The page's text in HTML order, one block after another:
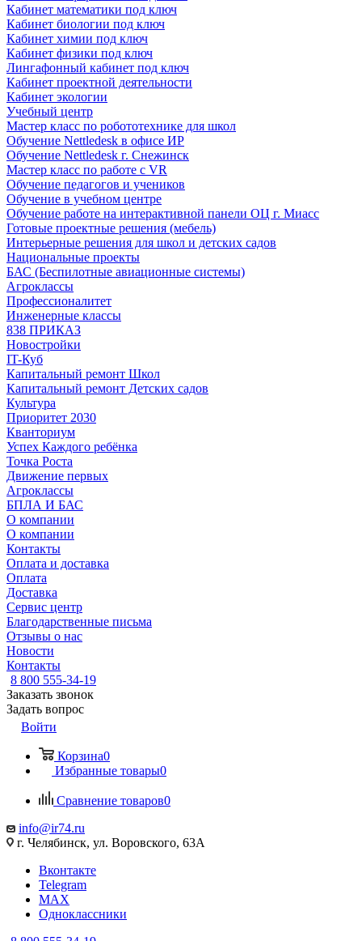
Кабинет математики под ключ
Кабинет биологии под ключ
Кабинет химии под ключ
Кабинет физики под ключ
Лингафонный кабинет под ключ
Кабинет проектной деятельности
Кабинет экологии
Учебный центр
Мастер класс по робототехнике для школ
Обучение Nettledesk в офисе ИР
Обучение Nettledesk г. Снежинск
Мастер класс по работе с VR
Обучение педагогов и учеников
Обучение в учебном центре
Обучение работе на интерактивной панели ОЦ г. Миасс
Готовые проектные решения (мебель)
Интерьерные решения для школ и детских садов
Национальные проекты
БАС (Беспилотные авиационные системы)
Агроклассы
Профессионалитет
Инженерные классы
838 ПРИКАЗ
Новостройки
IT-Куб
Капитальный ремонт Школ
Капитальный ремонт Детских садов
Культура
Приоритет 2030
Кванториум
Успех Каждого ребёнка
Точка Роста
Движение первых
Агроклассы
БПЛА И БАС
О компании
О компании
Контакты
Оплата и доставка
Оплата
Доставка
Сервис центр
Благодарственные письма
Отзывы о нас
Новости
Контакты
8 800 555-34-19
Заказать звонок
Задать вопрос
Войти
Корзина0
Избранные товары0
Сравнение товаров0
info@ir74.ru
г. Челябинск, ул. Воровского, 63А
Вконтакте
Telegram
MAX
Одноклассники